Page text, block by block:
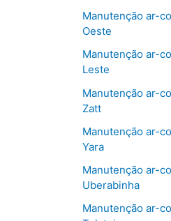
Manutenção ar-
Oeste
Manutenção ar-
Leste
Manutenção ar-
Zatt
Manutenção ar-
Yara
Manutenção ar-
Uberabinha
Manutenção ar-